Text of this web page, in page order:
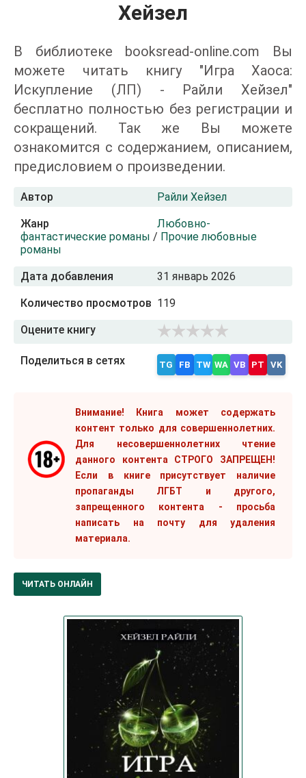
Хейзел
В библиотеке booksread-online.com Вы
можете читать книгу "Игра Хаоса:
Искупление (ЛП) - Райли Хейзел"
бесплатно полностью без регистрации и
сокращений. Так же Вы можете
ознакомится с содержанием, описанием,
предисловием о произведении.
Автор Райли Хейзел
Жанр
Любовно-
фантастические романы / Прочие любовные
романы
Дата добавления 31 январь 2026
Количество просмотров 119
Оцените книгу
Поделиться в сетях TG FB TW WA VB PT VK
Внимание! Книга может содержать
контент только для совершеннолетних.
Для несовершеннолетних чтение
данного контента СТРОГО ЗАПРЕЩЕН!
Если в книге присутствует наличие
пропаганды ЛГБТ и другого,
запрещенного контента - просьба
написать на почту для удаления
материала.
ЧИТАТЬ ОНЛАЙН